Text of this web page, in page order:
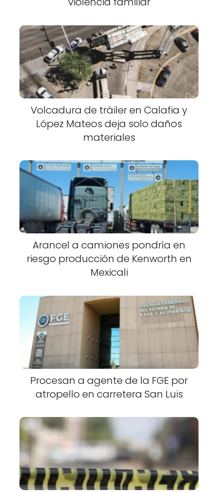
Volcadura de tráiler en Calafia y
López Mateos deja solo daños
materiales
Arancel a camiones pondría en
riesgo producción de Kenworth en
Mexicali
Procesan a agente de la FGE por
atropello en carretera San Luis